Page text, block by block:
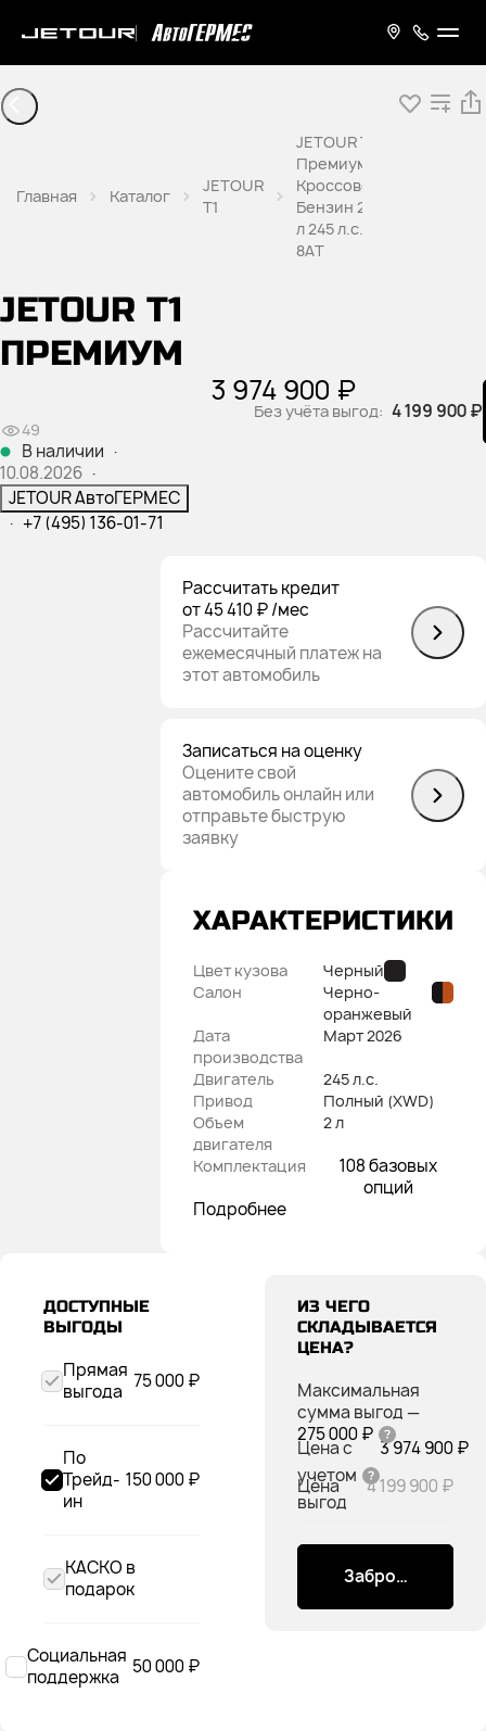
Главная Каталог
JETOUR
T1
JETOUR T1
Премиум
Кроссовер
Бензин 2,0
л 245 л.с.
8AT
JETOUR T1
ПРЕМИУМ
49
В наличии ·
10.08.2026 ·
JETOUR АвтоГЕРМЕС
· +7 (495) 136-01-71
3 974 900 ₽
Без учёта выгод: 4 199 900 ₽
Рассчитать кредит
от 45 410 ₽/мес
Рассчитайте
ежемесячный платеж на
этот автомобиль
Записаться на оценку
Оцените свой
автомобиль онлайн или
отправьте быструю
заявку
ХАРАКТЕРИСТИКИ
Цвет кузова
Черный
Салон
Черно-
оранжевый
Дата
производства
Март2026
Двигатель
245 л.с.
Привод
Полный (XWD)
Объем
двигателя
2 л
Комплектация
108 базовых
опций
Подробнее
ДОСТУПНЫЕ
ВЫГОДЫ
75 000 ₽
Прямая
выгода
150 000 ₽
По
Трейд-
ин
КАСКО в
подарок
50 000 ₽
Социальная
поддержка
ИЗ ЧЕГО
СКЛАДЫВАЕТСЯ
ЦЕНА?
Максимальная
сумма выгод —
275 000 ₽
Цена с
учетом
выгод
3 974 900 ₽
Цена
4 199 900 ₽
Забронировать